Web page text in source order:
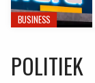
BUSINESS
POLITIEK